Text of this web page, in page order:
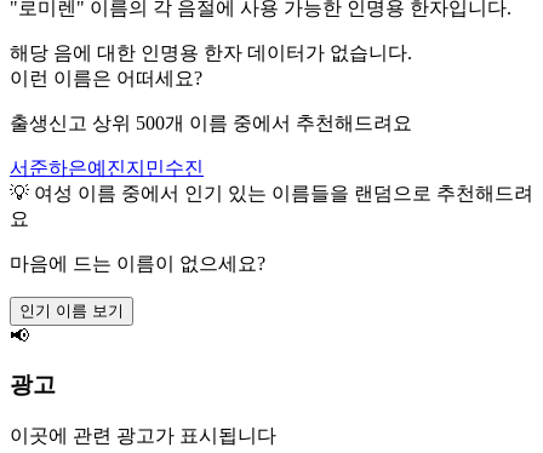
"로미렌 " 이름의 각 음절에 사용 가능한 인명용 한자입니다.
해당 음에 대한 인명용 한자 데이터가 없습니다.
이런 이름은 어떠세요?
출생신고 상위 500개 이름 중에서 추천해드려요
서준하은예진지민수진
💡 여성 이름 중에서 인기 있는 이름들을 랜덤으로 추천해드려
요
마음에 드는 이름이 없으세요?
인기 이름 보기
📢
광고
이곳에 관련 광고가 표시됩니다